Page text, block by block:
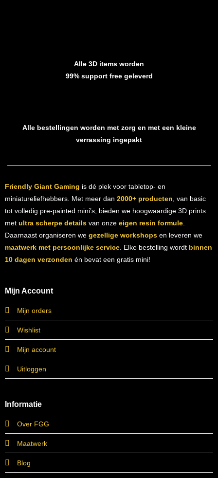
Alle 3D items worden
99% support free geleverd
Alle bestellingen worden met zorg en met een kleine
verrassing ingepakt
Friendly Giant Gaming is dé plek voor tabletop- en
miniatureliefhebbers. Met meer dan 2000+ producten , van basic
tot volledig pre-painted mini’s, bieden we hoogwaardige 3D prints
met ultra scherpe detailsvan onze eigen resin formule.
Daarnaast organiseren we gezellige workshopsen leveren we
maatwerk met persoonlijke service. Elke bestelling wordt binnen
10 dagen verzonden én bevat een gratis mini!
Mijn Account
Mijn orders
Wishlist
Mijn account
Uitloggen
Informatie
Over FGG
Maatwerk
Blog